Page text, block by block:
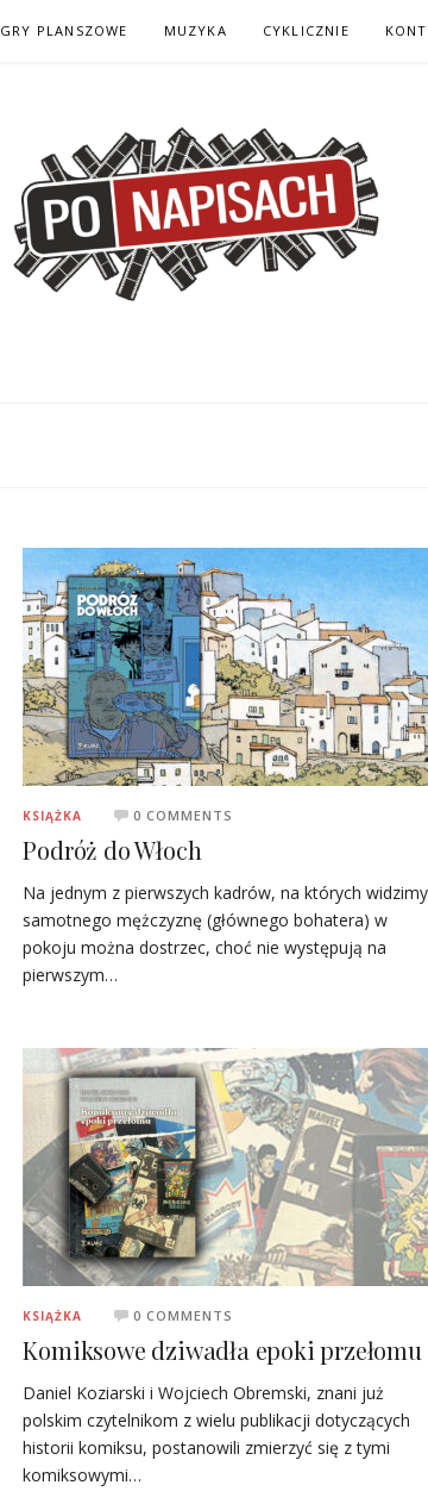
GRY PLANSZOWE MUZYKA CYKLICZNIE
KSIĄŻKA 0 COMMENTS
Podróż do Włoch
Na jednym z pierwszych kadrów, na których widzimy
samotnego mężczyznę (głównego bohatera) w
pokoju można dostrzec, choć nie występują na
pierwszym…
KSIĄŻKA 0 COMMENTS
Komiksowe dziwadła epoki przełomu
Daniel Koziarski i Wojciech Obremski, znani już
polskim czytelnikom z wielu publikacji dotyczących
historii komiksu, postanowili zmierzyć się z tymi
komiksowymi…